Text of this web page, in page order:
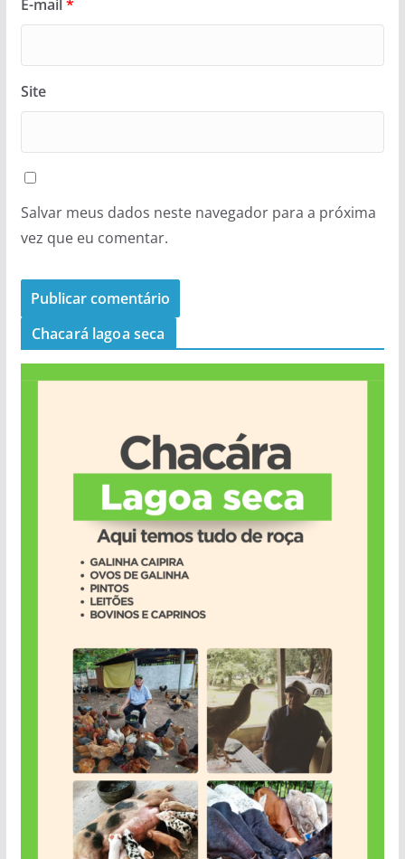
E-mail *
Site
Salvar meus dados neste navegador para a próxima
vez que eu comentar.
Chacará lagoa seca